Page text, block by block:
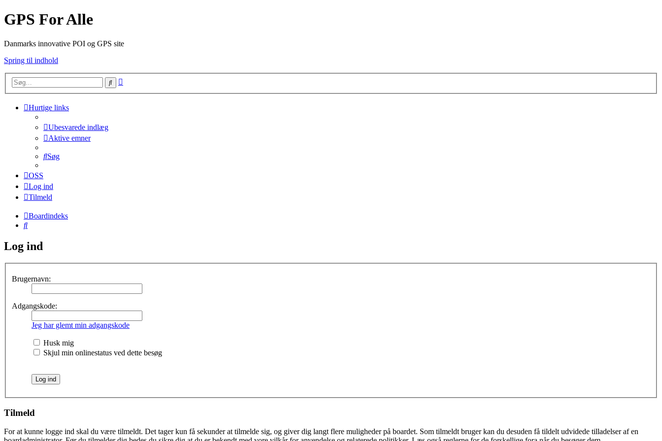
GPS For Alle
Danmarks innovative POI og GPS site
Spring til indhold
Søg
Hurtige links
Ubesvarede indlæg
Aktive emner
Søg
OSS
Log ind
Tilmeld
Boardindeks
Søg
Log ind
Brugernavn:
Adgangskode:
Jeg har glemt min adgangskode
Husk mig
Skjul min onlinestatus ved dette besøg
Tilmeld
For at kunne logge ind skal du være tilmeldt. Det tager kun få sekunder at tilmelde sig, og giver dig langt flere muligheder på boardet. Som tilmeldt bruger kan du desuden få tildelt udvidede tilladelser af en